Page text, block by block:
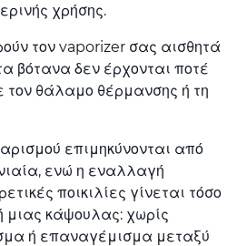
χρήσης.
τον vaporizer σας αισθητά
βότανα δεν έρχονται ποτέ
θάλαμο θέρμανσης ή τη
επιμηκύνονται από
ενώ η εναλλαγή
ποικιλίες γίνεται τόσο
κάψουλας: χωρίς
ή επαναγέμισμα μεταξύ